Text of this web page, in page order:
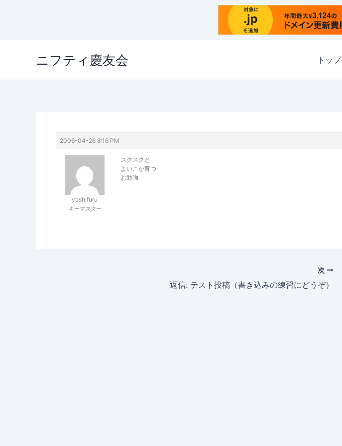
ニフティ慶友会 トップ
2006-04-26 8:16 PM
yoshifuru
キーマスター
スクスクと
よいこが育つ
お勉強
次
返信: テスト投稿（書き込みの練習にどうぞ）